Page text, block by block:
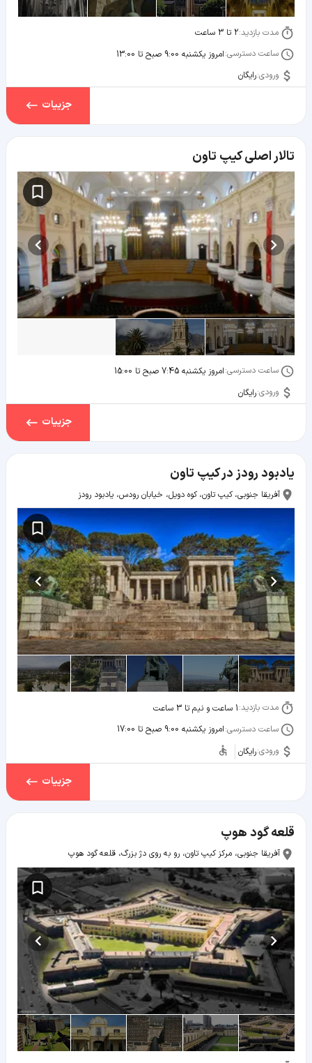
مدت بازدید:2 تا 3 ساعت
ساعت دسترسی:امروز یکشنبه 9:00 صبح تا 13:00
ورودی:رایگان
جزییات
تالار اصلی کیپ تاون
ساعت دسترسی:امروز یکشنبه 7:45 صبح تا 15:00
ورودی:رایگان
جزییات
یادبود رودز در کیپ تاون
آفریقا جنوبی، کیپ تاون، کوه دویل، خیابان رودس، یادبود رودز
مدت بازدید:1 ساعت و نیم تا 3 ساعت
ساعت دسترسی:امروز یکشنبه 9:00 صبح تا 17:00
ورودی:رایگان
جزییات
قلعه گود هوپ
آفریقا جنوبی، مرکز کیپ تاون، رو به روی دژ بزرگ، قلعه گود هوپ